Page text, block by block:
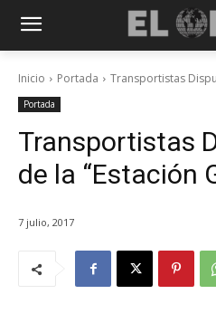
Inicio Portada Transportistas
Portada
Transportistas
de la “Estación
7 julio, 2017